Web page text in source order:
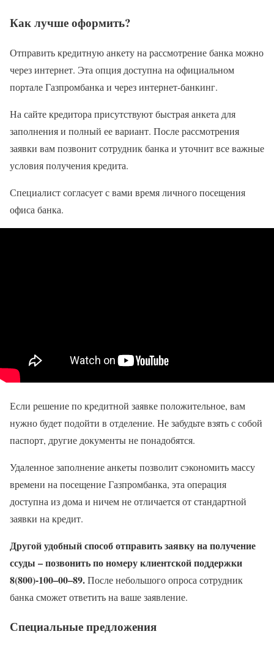
Как лучше оформить?
Отправить кредитную анкету на рассмотрение банка можно
через интернет. Эта опция доступна на официальном
портале Газпромбанка и через интернет-банкинг.
На сайте кредитора присутствуют быстрая анкета для
заполнения и полный ее вариант. После рассмотрения
заявки вам позвонит сотрудник банка и уточнит все важные
условия получения кредита.
Специалист согласует с вами время личного посещения
офиса банка.
Если решение по кредитной заявке положительное, вам
нужно будет подойти в отделение. Не забудьте взять с собой
паспорт, другие документы не понадобятся.
Удаленное заполнение анкеты позволит сэкономить массу
времени на посещение Газпромбанка, эта операция
доступна из дома и ничем не отличается от стандартной
заявки на кредит.
Другой удобный способ отправить заявку на получение
ссуды – позвонить по номеру клиентской поддержки
8(800)-100–00–89.После небольшого опроса сотрудник
банка сможет ответить на ваше заявление.
Специальные предложения